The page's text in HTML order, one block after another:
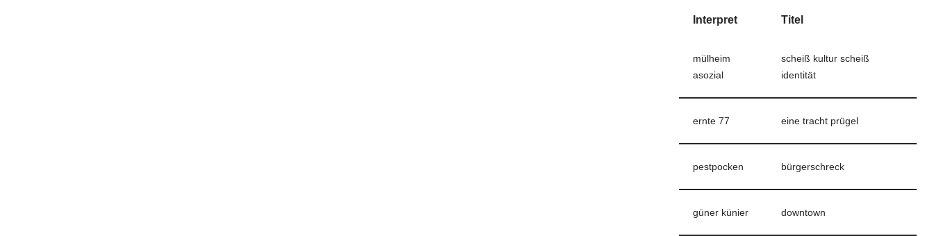
Interpret Titel
mülheim
asozial
scheiß kultur scheiß
identität
ernte 77 eine tracht prügel
pestpocken bürgerschreck
güner künier downtown